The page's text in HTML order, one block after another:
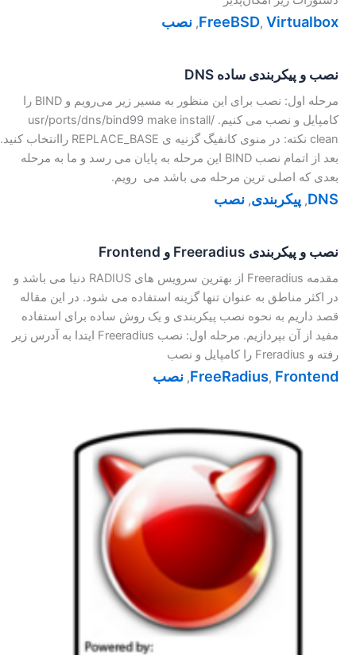
FreeBSD, Virtualbox
, نصب
نصب و پیکربندی ساده DNS
مرحله اول:‌ نصب برای این منظور به مسیر زیر می‌رویم و BIND را
کامپایل و نصب می کنیم. /usr/ports/dns/bind99 make install
clean نکته: در منوی کانفیگ گزنیه ی REPLACE_BASE راانتخاب کنید.
بعد از اتمام نصب BIND این مرحله به پایان می رسد و ما به مرحله
بعدی که اصلی ترین مرحله می باشد می رویم.
DNS
, پیکربندی, نصب
نصب و پیکربندی Freeradius و Frontend
مقدمه Freeradius از بهترین سرویس های RADIUS دنیا می باشد و
در اکثر مناطق به عنوان تنها گزینه استفاده می شود. در این مقاله
قصد داریم به نحوه نصب پیکربندی و یک روش ساده برای استفاده
مفید از آن بپردازیم. مرحله اول: نصب Freeradius ایتدا به آدرس زیر
رفته و Freradius را کامپایل و نصب
FreeRadius, Frontend
, نصب